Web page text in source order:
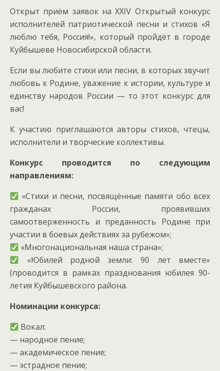
Открыт приём заявок на XXIV Открытый конкурс
исполнителей патриотической песни и стихов «Я
люблю тебя, Россия!», который пройдёт в городе
Куйбышеве Новосибирской области.
Если вы любите стихи или песни, в которых звучит
любовь к Родине, уважение к истории, культуре и
единству народов России — то этот конкурс для
вас!
К участию приглашаются авторы стихов, чтецы,
исполнители и творческие коллективы.
Конкурс проводится по следующим
направлениям:
«Стихи и песни, посвящённые памяти обо всех
гражданах России, проявивших
самоотверженность и преданность Родине при
участии в боевых действиях за рубежом»;
«Многонациональная наша страна»;
«Юбилей родной земли: 90 лет вместе»
(проводится в рамках празднования юбилея 90-
летия Куйбышевского района.
Номинации конкурса:
Вокал:
— народное пение;
— академическое пение;
— эстрадное пение;